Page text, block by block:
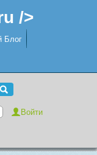
/>
Блог